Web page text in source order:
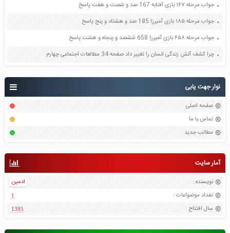
نوار جهت یابی
صفحه اصلی
تماس با ما
مطالب جدید
آمار سایت
نویسنده :
ادمین
تعداد موضواعات :
1
سال افتتاح :
1395
جواب مرحله ۱۶۷ بازی آفتابه 167 صد و شصت و هفت پاسخ
جواب مرحله ۱۸۵ بازی آمیرزا 185 صد و هشتاد و پنج پاسخ
جواب مرحله ۶۵۸ بازی آمیرزا 658 ششصد و پنجاه و هشت پاسخ
چرا کشف آتش زندگی انسان را تغییر داد صفحه 34 مطالعات اجتماعی چهارم